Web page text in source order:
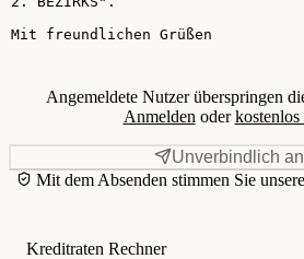
Angemeldete Nutzer überspringen
Anmelden oderkostenlos
Unverbindlich
Mit dem Absenden stimmen Sie
Kreditraten Rechner